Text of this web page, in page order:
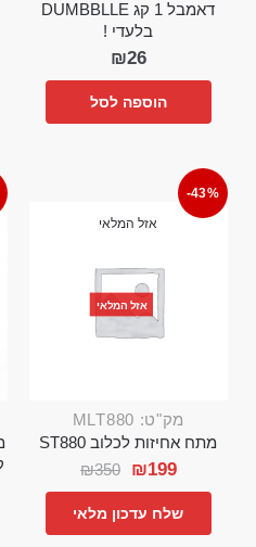
דאמבל 1 קג DUMBBLLE
בלעדי !
₪26
הוספה לסל
-43%
אזל המלאי
אזל המלאי
מק"ט: MLT880
מתח אחיזות לכלוב ST880
₪350 ₪199
שלח עדכון מלאי